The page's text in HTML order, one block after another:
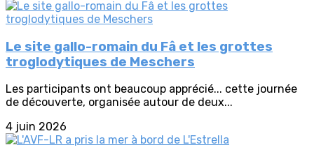
Le site gallo-romain du Fâ et les grottes
troglodytiques de Meschers
Les participants ont beaucoup apprécié... cette journée
de découverte, organisée autour de deux...
4 juin 2026